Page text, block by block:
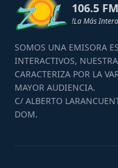
106.5 FM
!La Más
SOMOS UNA EMISORA
INTERACTIVOS,
CARACTERIZA POR LA
MAYOR AUDIENCIA.
C/ ALBERTO
DOM.